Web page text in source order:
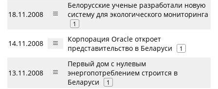
18.11.2008
Белорусские ученые разработали новую
систему для экологического мониторинга
1
14.11.2008
Корпорация Oracle откроет
представительство в Беларуси
1
13.11.2008
Первый дом с нулевым
энергопотреблением строится в
Беларуси
1